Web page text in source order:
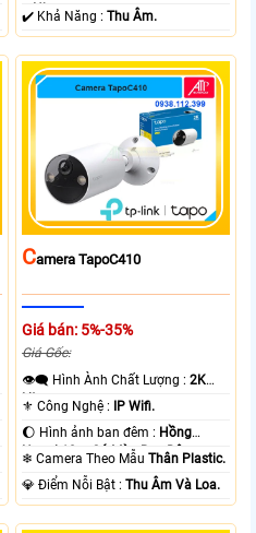
+ Nhựa.
️✔️ Khả Năng :Thu Âm.
CAmera TapoC410
Giá bán: 5%-35%
Giá Gốc:
👁️‍🗨 Hình Ành Chất Lượng :2K
Lite .
⚜️ Công Nghệ :
IP Wifi.
🌔 Hình ảnh ban đêm : Hồng
Ngoại 10m Có Màu Ban Ðêm.
❄ Camera Theo MẫuThân Plastic.
️💎 Điểm Nỗi Bật :Thu Âm Và Loa.